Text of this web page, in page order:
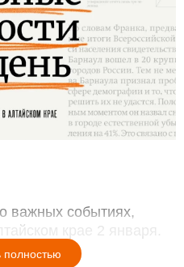
важных событиях,
крае 2 января.
полностью